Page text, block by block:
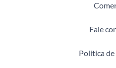
Fale
Política